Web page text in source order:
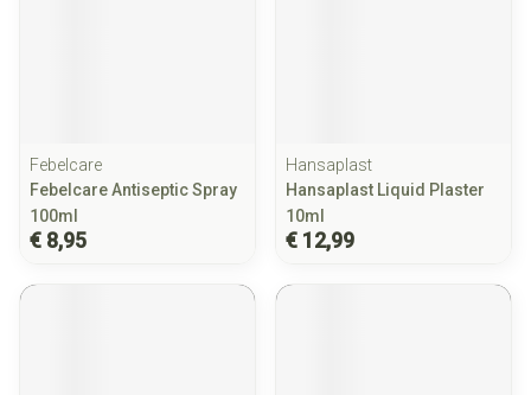
Febelcare
Febelcare Antiseptic Spray
100ml
€ 8,95
Hansaplast
Hansaplast Liquid Plaster
10ml
€ 12,99